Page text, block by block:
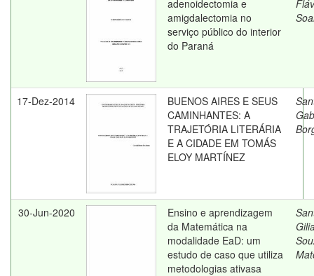
adenoidectomia e
amigdalectomia no
serviço público do interior
do Paraná
17-Dez-2014
BUENOS AIRES E SEUS
CAMINHANTES: A
TRAJETÓRIA LITERÁRIA
E A CIDADE EM TOMÁS
ELOY MARTÍNEZ
30-Jun-2020
Ensino e aprendizagem
da Matemática na
modalidade EaD: um
estudo de caso que utiliza
metodologias ativasa